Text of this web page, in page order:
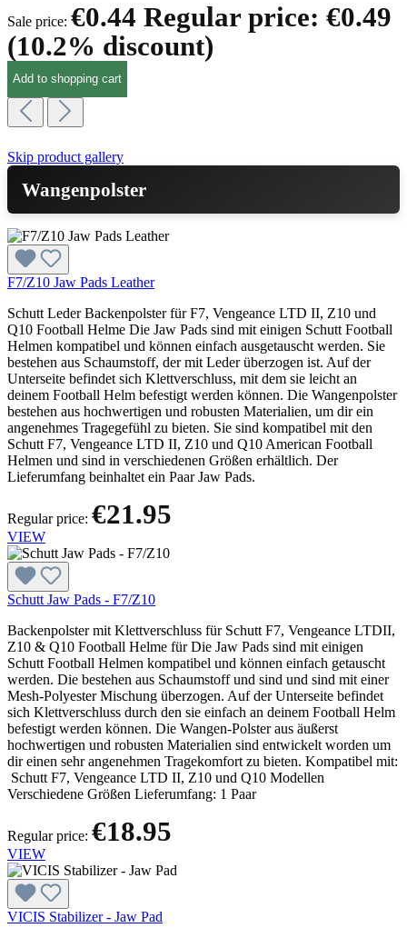
Sale price: €0.44 Regular price: €0.49
(10.2% discount)
Add to shopping cart
Skip product gallery
Wangenpolster
F7/Z10 Jaw Pads Leather
Schutt Leder Backenpolster für F7, Vengeance LTD II, Z10 und
Q10 Football Helme Die Jaw Pads sind mit einigen Schutt Football
Helmen kompatibel und können einfach ausgetauscht werden. Sie
bestehen aus Schaumstoff, der mit Leder überzogen ist. Auf der
Unterseite befindet sich Klettverschluss, mit dem sie leicht an
deinem Football Helm befestigt werden können. Die Wangenpolster
bestehen aus hochwertigen und robusten Materialien, um dir ein
angenehmes Tragegefühl zu bieten. Sie sind kompatibel mit den
Schutt F7, Vengeance LTD II, Z10 und Q10 American Football
Helmen und sind in verschiedenen Größen erhältlich. Der
Lieferumfang beinhaltet ein Paar Jaw Pads.
Regular price: €21.95
VIEW
Schutt Jaw Pads - F7/Z10
Backenpolster mit Klettverschluss für Schutt F7, Vengeance LTDII,
Z10 & Q10 Football Helme für Die Jaw Pads sind mit einigen
Schutt Football Helmen kompatibel und können einfach getauscht
werden. Die bestehen aus Schaumstoff und sind und sind mit einer
Mesh-Polyester Mischung überzogen. Auf der Unterseite befindet
sich Klettverschluss durch den sie einfach an deinem Football Helm
befestigt werden können. Die Wangen-Polster aus äußerst
hochwertigen und robusten Materialien sind entwickelt worden um
dir einen sehr angenehmen Tragekomfort zu bieten. Kompatibel mit:
Schutt F7, Vengeance LTD II, Z10 und Q10 Modellen
Verschiedene Größen Lieferumfang: 1 Paar
Regular price: €18.95
VIEW
VICIS Stabilizer - Jaw Pad